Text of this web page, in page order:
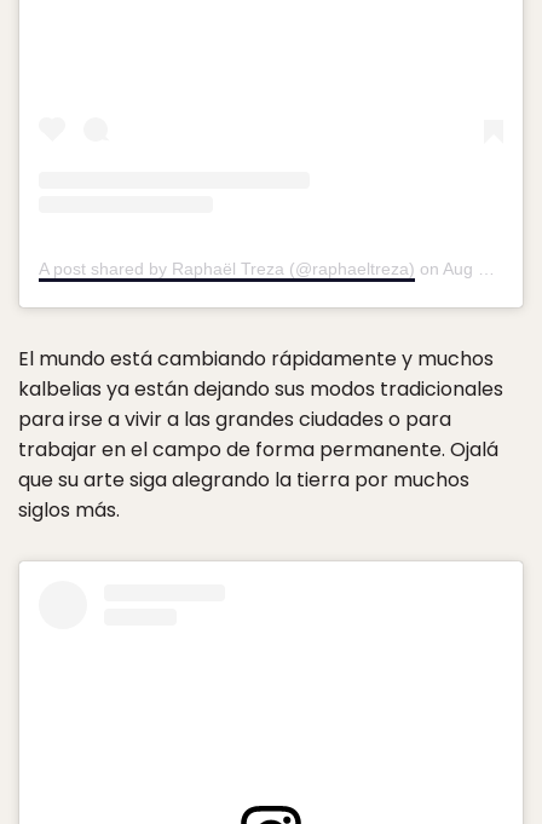
A post shared by Raphaël Treza (@raphaeltreza) on Aug 31, 2015 at 1:32pm PDT
El mundo está cambiando rápidamente y muchos
kalbelias ya están dejando sus modos tradicionales
para irse a vivir a las grandes ciudades o para
trabajar en el campo de forma permanente. Ojalá
que su arte siga alegrando la tierra por muchos
siglos más.